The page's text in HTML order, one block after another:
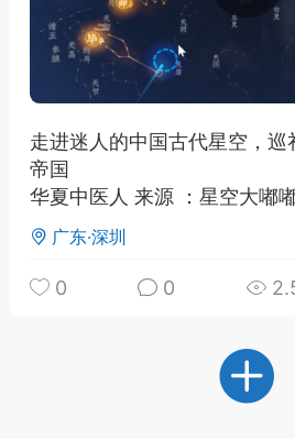
·特急预警】关
节返乡期间“闪
急提示
0
如何购买【理肺
【养正护络膏】
养要义
女子五七，阳明
养颜首重阳明胃经
走进迷人的中国古代星空，巡
帝国
华夏中医人 来源 ：星空大嘟
广东·深圳
0 0